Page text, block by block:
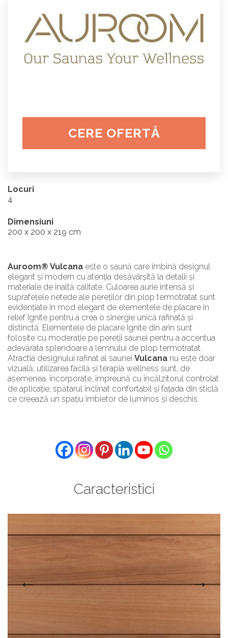
CERE OFERTĂ
Locuri
4
Dimensiuni
200 x 200 x 219 cm
Auroom® Vulcana este o saună care îmbină designul
elegant și modern cu atenția desăvârșită la detalii și
materiale de înaltă calitate. Culoarea aurie intensă și
suprafețele netede ale pereților din plop termotratat sunt
evidențiate în mod elegant de elementele de placare în
relief Ignite pentru a crea o sinergie unică rafinată și
distinctă. Elementele de placare Ignite din arin sunt
folosite cu moderație pe pereții saunei pentru a accentua
adevărata splendoare a lemnului de plop termotratat.
Atractia designului rafinat al saunei Vulcana nu este doar
vizuală; utilizarea facilă și terapia wellness sunt, de
asemenea, încorporate, împreună cu încălzitorul controlat
de aplicație, spătarul înclinat confortabil și fațada din sticlă
ce creează un spațiu îmbietor de luminos și deschis.
Caracteristici